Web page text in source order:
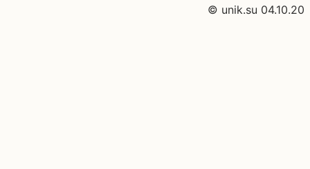
© unik.su 04.10.20